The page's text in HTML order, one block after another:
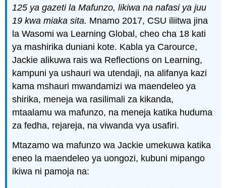
125 ya gazeti la Mafunzo, likiwa na nafasi ya juu
19 kwa miaka sita. Mnamo 2017, CSU iliitwa jina
la Wasomi wa Learning Global, cheo cha 18 kati
ya mashirika duniani kote. Kabla ya Carource,
Jackie alikuwa rais wa Reflections on Learning,
kampuni ya ushauri wa utendaji, na alifanya kazi
kama mshauri mwandamizi wa maendeleo ya
shirika, meneja wa rasilimali za kikanda,
mtaalamu wa mafunzo, na meneja katika huduma
za fedha, rejareja, na viwanda vya usafiri.
Mtazamo wa mafunzo wa Jackie umekuwa katika
eneo la maendeleo ya uongozi, kubuni mipango
ikiwa ni pamoja na: